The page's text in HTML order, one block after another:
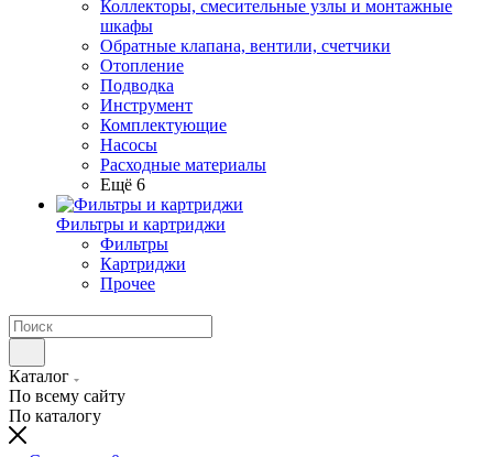
Коллекторы, смесительные узлы и монтажные
шкафы
Обратные клапана, вентили, счетчики
Отопление
Подводка
Инструмент
Комплектующие
Насосы
Расходные материалы
Ещё 6
Фильтры и картриджи
Фильтры
Картриджи
Прочее
Каталог
По всему сайту
По каталогу